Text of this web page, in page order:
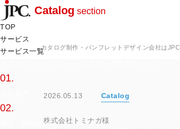
Catalog section
TOP
サービス
サービス一覧
01.
02.
商品・製品紹介
カタログ制作・パンフレットデザイン会社はJPC
2026.05.13 Catalog
株式会社トミナガ様